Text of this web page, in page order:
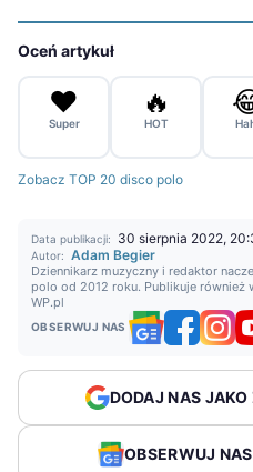
Oceń artykuł
❤️
Super
🔥
HOT
Zobacz TOP 20 disco polo
Data publikacji: 30 sierpnia 2022,
Autor: Adam Begier
Dziennikarz muzyczny i redaktor
polo od 2012 roku. Publikuje również
WP.pl
OBSERWUJ NAS
DODAJ NAS JAKO
OBSERWUJ